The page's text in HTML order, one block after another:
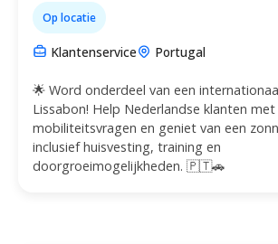
Op locatie
Klantenservice Portugal
🌟 Word onderdeel van een
Lissabon! Help Nederlandse klanten met
mobiliteitsvragen en geniet van een
inclusief huisvesting, training en
doorgroeimogelijkheden. 🇵🇹🚗